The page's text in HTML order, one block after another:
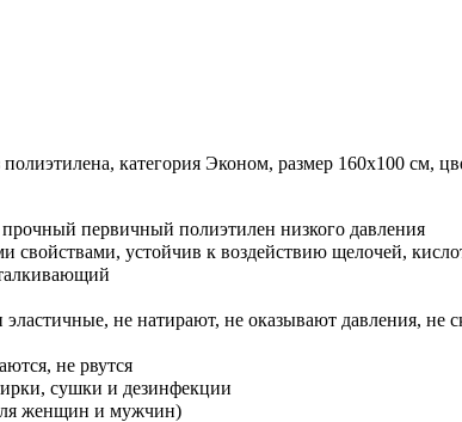
категория Эконом, размер 160х100 см,
первичный полиэтилен низкого давления
свойствами, устойчив к воздействию щелочей,
не натирают, не оказывают давления, не
не рвутся
сушки и дезинфекции
женщин и мужчин)